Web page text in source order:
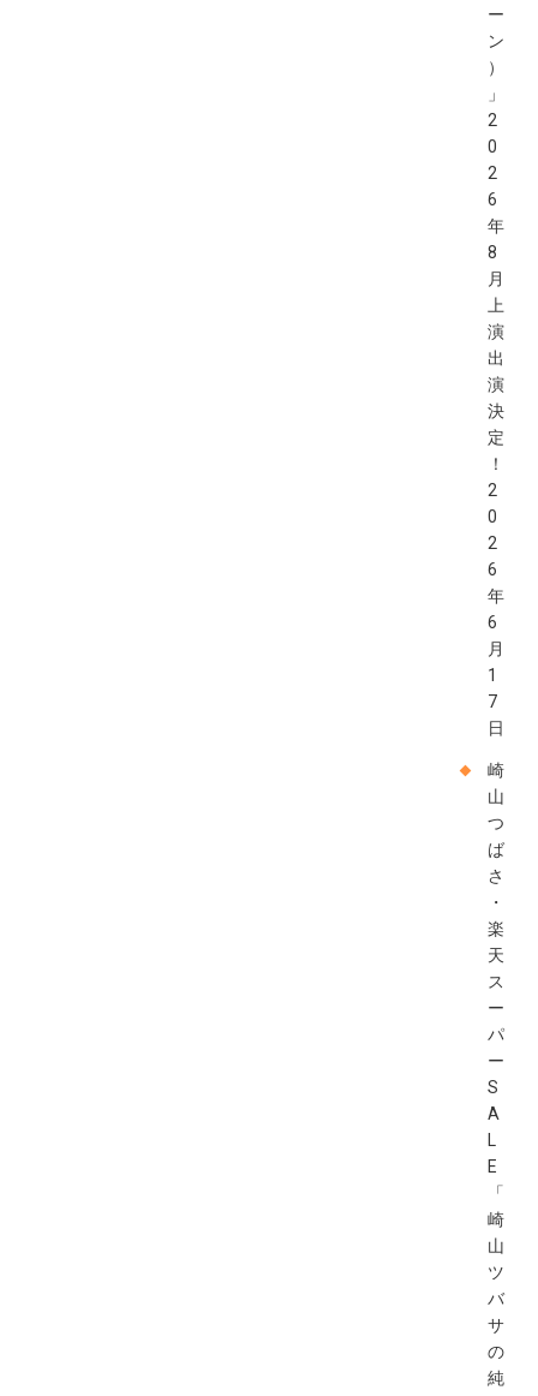
ー
ン
）
」
2
0
2
6
年
8
月
上
演
出
演
決
定
！
2
0
2
6
年
6
月
1
7
日
崎
山
つ
ば
さ
・
楽
天
ス
ー
パ
ー
S
A
L
E
「
崎
山
ツ
バ
サ
の
純